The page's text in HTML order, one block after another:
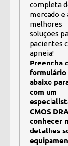
completa
mercado e
melhores
soluções
pacientes
apneia!
Preencha
formulário
abaixo
com um
CMOS
conhecer
detalhes